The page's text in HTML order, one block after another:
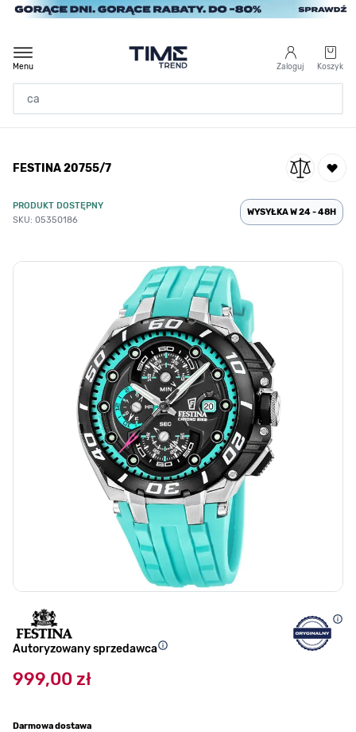
Przejdź do treści
Zaloguj Koszyk
Menu
/ FESTINA 20755/7
FESTINA 20755/7
PRODUKT DOSTĘPNY
SKU: 05350186
WYSYŁKA W 24 - 48H
Autoryzowany sprzedawca
999,00 zł
Darmowa dostawa